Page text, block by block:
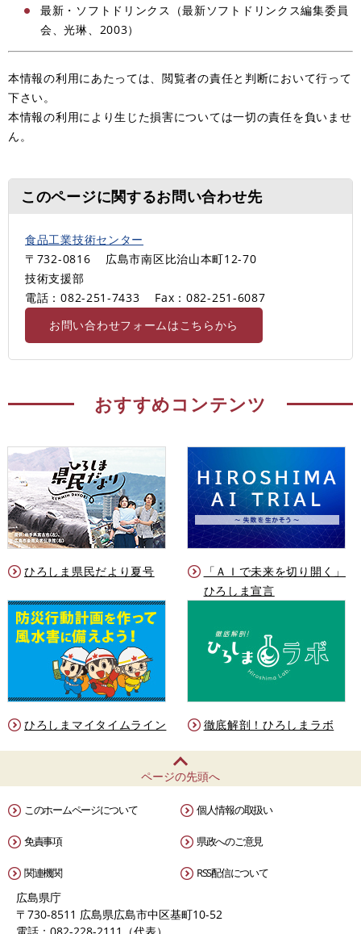
最新・ソフトドリンクス（最新ソフトドリンクス編集委員
会、光琳、2003）
本情報の利用にあたっては、閲覧者の責任と判断において行って
下さい。
本情報の利用により生じた損害については一切の責任を負いませ
ん。
このページに関するお問い合わせ先
食品工業技術センター
〒732-0816
広島市南区比治山本町12-70
技術支援部
電話：082-251-7433
Fax：082-251-6087
お問い合わせフォームはこちらから
おすすめコンテンツ
ひろしま県民だより夏号
「ＡＩで未来を切り開く」
ひろしま宣言
ひろしまマイタイムライン 徹底解剖！ひろしまラボ
ページの先頭へ
このホームページについて 個人情報の取扱い
免責事項 県政へのご意見
関連機関 RSS配信について
広島県庁
〒730-8511 広島県広島市中区基町10-52